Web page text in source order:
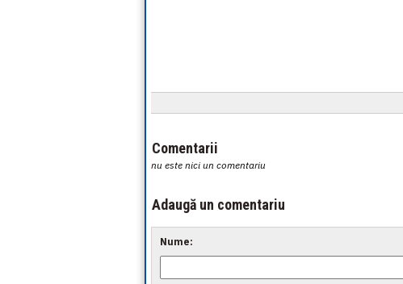
Comentarii
nu este nici un comentariu
Adaugă un comentariu
Nume: